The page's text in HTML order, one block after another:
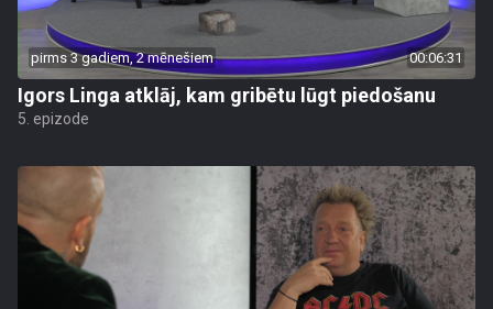
pirms 3 gadiem, 2 mēnešiem 00:06:31
Igors Linga atklāj, kam gribētu lūgt piedošanu
5. epizode